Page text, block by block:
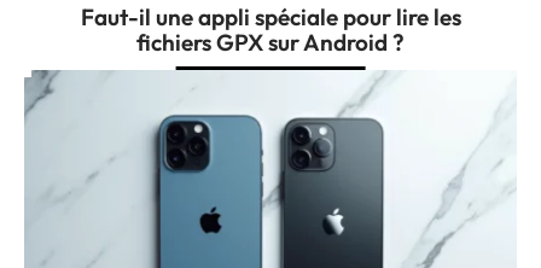
Faut-il une appli spéciale pour lire les
fichiers GPX sur Android ?